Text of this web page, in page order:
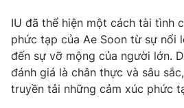
Hậu trường
Nhân vật
Khán giả
Giải trí
Điện ảnh
Âm nhạc
Đời sống
Du lịch
Giáo dục
IU đã thể hiện một cách tài tình
phức tạp của Ae Soon từ sự nổi
đến sự vỡ mộng của người lớn.
đánh giá là chân thực và sâu
truyền tải những cảm xúc phức